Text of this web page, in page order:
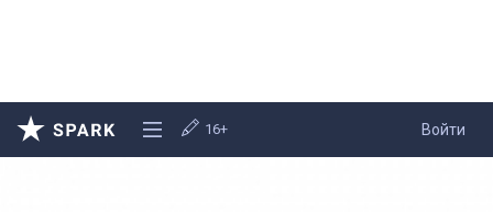
Войти
16+